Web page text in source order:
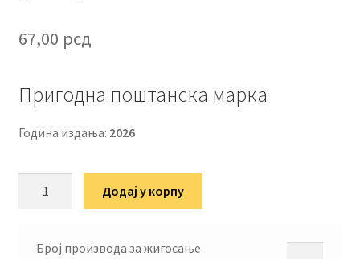
67,00 рсд
Пригодна поштанска марка
Година издања: 2026
количина
Додај у корпу
Број производа за жигосање